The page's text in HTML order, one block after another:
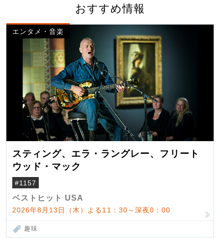
おすすめ情報
エンタメ・音楽
スティング、エラ・ラングレー、フリート
ウッド・マック
#1157
ベストヒット USA
2026年8月13日（木）よる11：30～深夜0：00
趣味